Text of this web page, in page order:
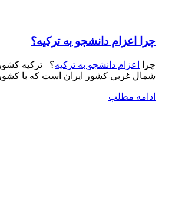
چرا اعزام دانشجو به ترکیه؟
چرا اعزام دانشجو به ترکیه؟ ترکیه
شمال غربی کشور ایران است که با
ادامه مطلب